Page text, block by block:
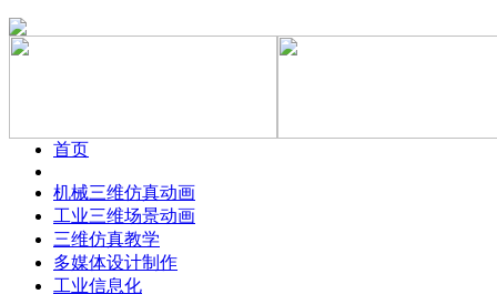
首页
机械三维仿真动画
工业三维场景动画
三维仿真教学
多媒体设计制作
工业信息化